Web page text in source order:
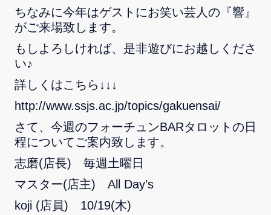
ちなみに今年はゲストにお笑い芸人の『響』
がご来場致します。
もしよろしければ、是非遊びにお越しくださ
い♪
詳しくはこちら↓↓↓
http://www.ssjs.ac.jp/topics/gakuensai/
さて、今週のフォーチュンBARタロットの日
程についてご案内致します。
志磨(店長) 毎週土曜日
マスター(店主) All Day’s
koji (店員) 10/19(木)